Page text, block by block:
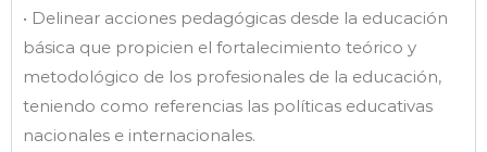
• Delinear acciones pedagógicas desde la educación
básica que propicien el fortalecimiento teórico y
metodológico de los profesionales de la educación,
teniendo como referencias las políticas educativas
nacionales e internacionales.